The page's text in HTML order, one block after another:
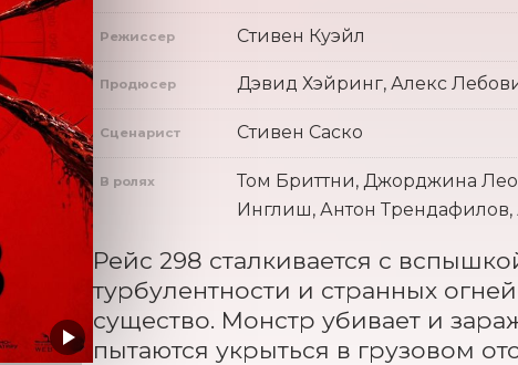
Режиссер Стивен Куэйл
Продюсер Дэвид Хэйринг, Алекс
Сценарист Стивен Саско
В ролях
Том Бриттни, Джорджина
Инглиш, Антон Трендафилов,
Рейс 298 сталкивается с
турбулентности и странных
существо. Монстр убивает и
пытаются укрыться в грузовом